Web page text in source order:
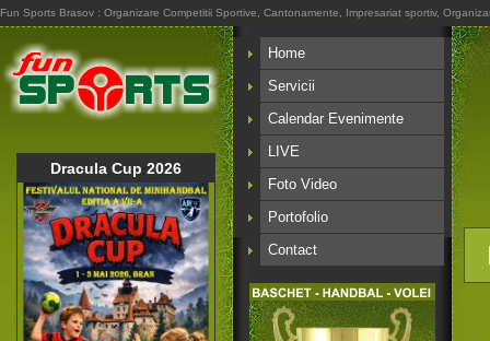
Fun Sports Brasov : Organizare Competitii Sportive, Cantonamente, Impresariat sportiv,
Dracula Cup 2026
Home
Servicii
Calendar Evenimente
LIVE
Foto Video
Portofolio
Contact